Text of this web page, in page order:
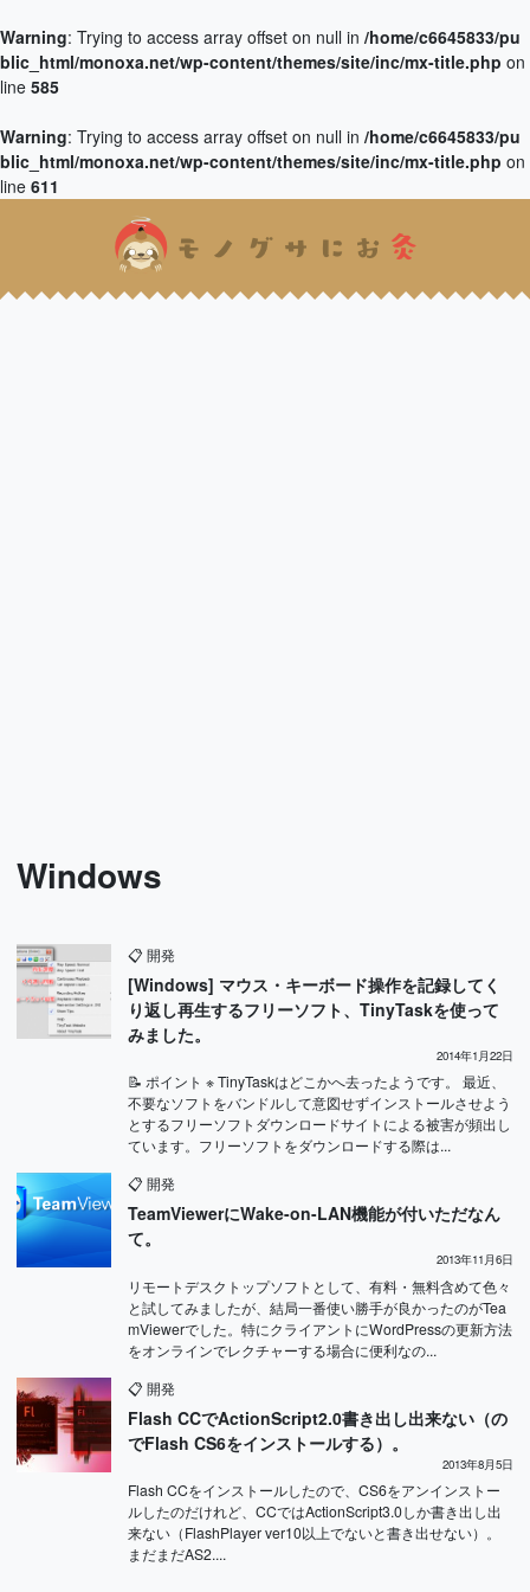
Warning: Trying to access array offset on null in /home/c6645833/pu
blic_html/monoxa.net/wp-content/themes/site/inc/mx-title.php on
line 585
Warning: Trying to access array offset on null in /home/c6645833/pu
blic_html/monoxa.net/wp-content/themes/site/inc/mx-title.php on
line 611
Windows
📋 開発
[Windows] マウス・キーボード操作を記録してく
り返し再生するフリーソフト、TinyTaskを使って
みました。
2014年1月22日
📝 ポイント ※ TinyTaskはどこかへ去ったようです。 最近、
不要なソフトをバンドルして意図せずインストールさせよう
とするフリーソフトダウンロードサイトによる被害が頻出し
ています。フリーソフトをダウンロードする際は...
📋 開発
TeamViewerにWake-on-LAN機能が付いただなん
て。
2013年11月6日
リモートデスクトップソフトとして、有料・無料含めて色々
と試してみましたが、結局一番使い勝手が良かったのがTea
mViewerでした。特にクライアントにWordPressの更新方法
をオンラインでレクチャーする場合に便利なの...
📋 開発
Flash CCでActionScript2.0書き出し出来ない（の
でFlash CS6をインストールする）。
2013年8月5日
Flash CCをインストールしたので、CS6をアンインストー
ルしたのだけれど、CCではActionScript3.0しか書き出し出
来ない（FlashPlayer ver10以上でないと書き出せない）。
まだまだAS2....